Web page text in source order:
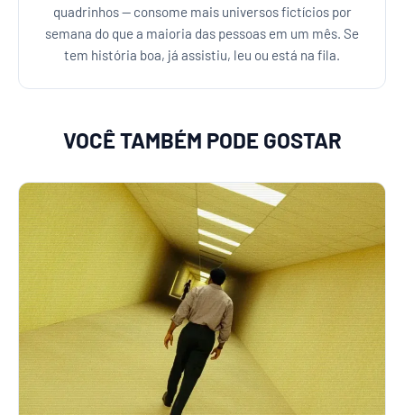
quadrinhos — consome mais universos fictícios por
semana do que a maioria das pessoas em um mês. Se
tem história boa, já assistiu, leu ou está na fila.
VOCÊ TAMBÉM PODE GOSTAR